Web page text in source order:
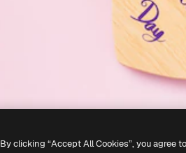
By clicking “Accept All Cookies”, you agree